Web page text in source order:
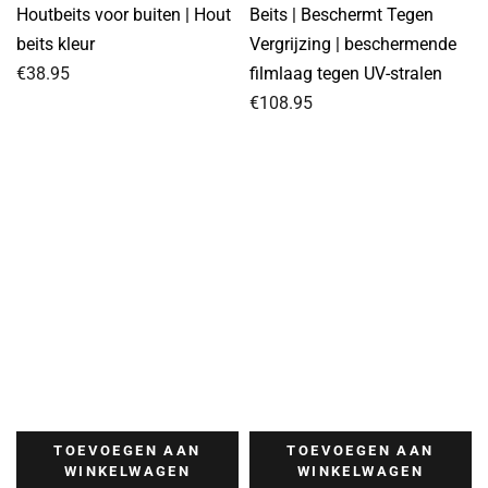
Houtbeits voor buiten | Hout
beits kleur
€38.95
Beits | Beschermt Tegen
Vergrijzing | beschermende
filmlaag tegen UV-stralen
€108.95
TOEVOEGEN AAN
WINKELWAGEN
TOEVOEGEN AAN
WINKELWAGEN